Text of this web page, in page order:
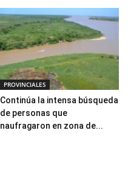
PROVINCIALES
Continúa la intensa búsqueda
de personas que
naufragaron en zona de...